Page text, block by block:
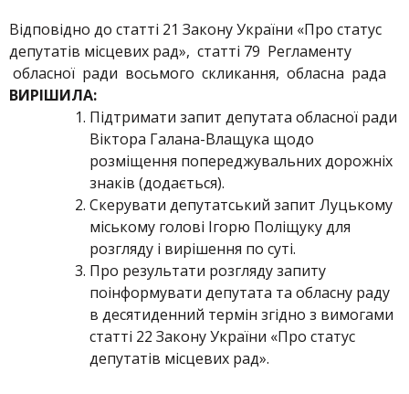
Відповідно до статті 21 Закону України «Про статус
депутатів місцевих рад», статті 79 Регламенту
обласної ради восьмого скликання, обласна рада
ВИРІШИЛА:
Підтримати запит депутата обласної ради
Віктора Галана-Влащука щодо
розміщення попереджувальних дорожніх
знаків (додається).
Скерувати депутатський запит Луцькому
міському голові Ігорю Поліщуку для
розгляду і вирішення по суті.
Про результати розгляду запиту
поінформувати депутата та обласну раду
в десятиденний термін згідно з вимогами
статті 22 Закону України «Про статус
депутатів місцевих рад».